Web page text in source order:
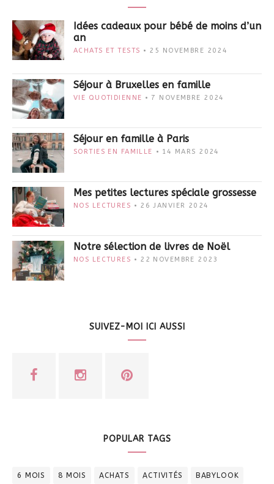
Idées cadeaux pour bébé de moins d’un
an
ACHATS ET TESTS 25 NOVEMBRE 2024
Séjour à Bruxelles en famille
VIE QUOTIDIENNE 7 NOVEMBRE 2024
Séjour en famille à Paris
SORTIES EN FAMILLE 14 MARS 2024
Mes petites lectures spéciale grossesse
NOS LECTURES 26 JANVIER 2024
Notre sélection de livres de Noël
NOS LECTURES 22 NOVEMBRE 2023
SUIVEZ-MOI ICI AUSSI
POPULAR TAGS
6 MOIS 8 MOIS ACHATS ACTIVITÉS BABYLOOK